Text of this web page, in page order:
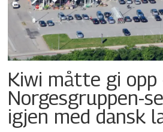
Kiwi måtte gi opp
Norgesgruppen-
igjen med dansk